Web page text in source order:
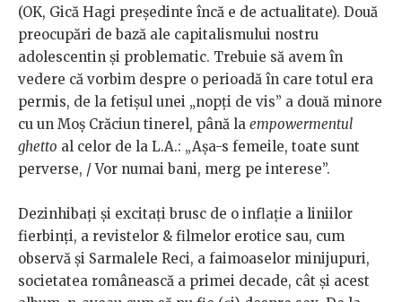
(OK, Gică Hagi președinte încă e de actualitate). Două
preocupări de bază ale capitalismului nostru
adolescentin și problematic. Trebuie să avem în
vedere că vorbim despre o perioadă în care totul era
permis, de la fetișul unei „nopți de vis” a două minore
cu un Moș Crăciun tinerel, până la empowermentul
ghetto al celor de la L.A.: „Așa-s femeile, toate sunt
perverse, / Vor numai bani, merg pe interese”.
Dezinhibați și excitați brusc de o inflație a liniilor
fierbinți, a revistelor & filmelor erotice sau, cum
observă și Sarmalele Reci, a faimoaselor minijupuri,
societatea românească a primei decade, cât și acest